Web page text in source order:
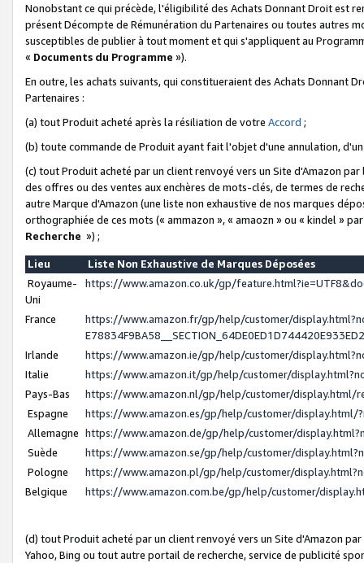
Nonobstant ce qui précède, l'éligibilité des Achats Donnant Droit est
présent Décompte de Rémunération du Partenaires ou toutes autres
susceptibles de publier à tout moment et qui s'appliquent au
« Documents du Programme »).
En outre, les achats suivants, qui constitueraient des Achats Donnant
Partenaires :
(a) tout Produit acheté après la résiliation de votre Accord ;
(b) toute commande de Produit ayant fait l'objet d'une annulation,
(c) tout Produit acheté par un client renvoyé vers un Site d'Amazon
des offres ou des ventes aux enchères de mots-clés, de termes de
autre Marque d'Amazon (une liste non exhaustive de nos marques
orthographiée de ces mots (« ammazon », « amaozn » ou « kindel »
Recherche ») ;
Lieu
Liste Non Exhaustive de Marques Déposées
Royaume-
Uni
https://www.amazon.co.uk/gp/
France
https://www.amazon.fr/gp/help/customer/
Irlande
https://www.amazon.ie/gp/help/customer/
Italie
https://www.amazon.it/gp/help/customer/
Pays-Bas
https://www.amazon.nl/gp/help/customer/display.html/
Espagne
https://www.amazon.es/gp/help/customer/display.html/
Allemagne https://www.amazon.de/gp/help/customer/
Suède
https://www.amazon.se/gp/help/customer/
Pologne
https://www.amazon.pl/gp/help/customer/
Belgique
https://www.amazon.com.be/gp/help/customer/
(d) tout Produit acheté par un client renvoyé vers un Site d'Amazon
Yahoo, Bing ou tout autre portail de recherche, service de publicité